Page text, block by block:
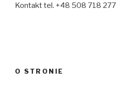
Kontakt tel. +48 508 718 277
O STRONIE